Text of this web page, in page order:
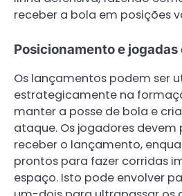
receber a bola em posições
Posicionamento e
Os lançamentos podem ser
estrategicamente na
manter a posse de bola e
ataque. Os jogadores
receber o lançamento,
prontos para fazer corridas
espaço. Isto pode envolver